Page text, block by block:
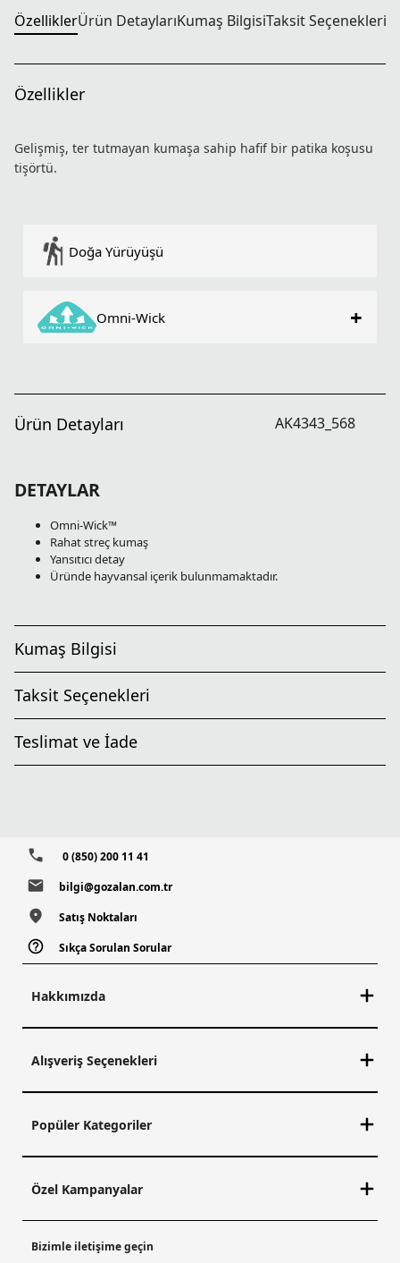
ÖzelliklerÜrün DetaylarıKumaş BilgisiTaksit Seçenekleri
Özellikler
Gelişmiş, ter tutmayan kumaşa sahip hafif bir patika koşusu
tişörtü.
Doğa Yürüyüşü
Omni-Wick +
Ürün Detayları AK4343_568
DETAYLAR
Omni-Wick™
Rahat streç kumaş
Yansıtıcı detay
Üründe hayvansal içerik bulunmamaktadır.
Kumaş Bilgisi
Taksit Seçenekleri
Teslimat ve İade
0 (850) 200 11 41
bilgi@gozalan.com.tr
Satış Noktaları
Sıkça Sorulan Sorular
Hakkımızda
Alışveriş Seçenekleri
Popüler Kategoriler
Özel Kampanyalar
Bizimle iletişime geçin